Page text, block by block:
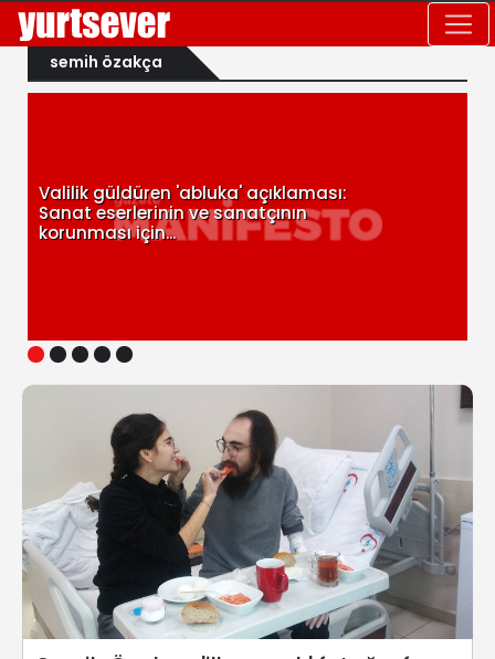
semih özakça
1 2 3 4 5
Valilik güldüren 'abluka' açıklaması:
Sanat eserlerinin ve sanatçının
korunması için...